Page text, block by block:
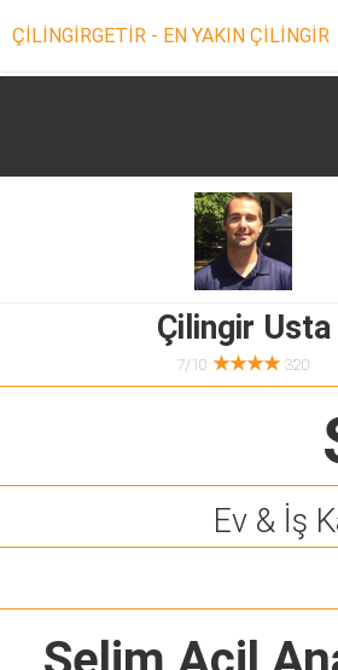
ÇİLİNGİRGETİR - EN YAKIN ÇİLİNGİR
Çilingir Usta
7/10 ★★★★320
Ev & İş